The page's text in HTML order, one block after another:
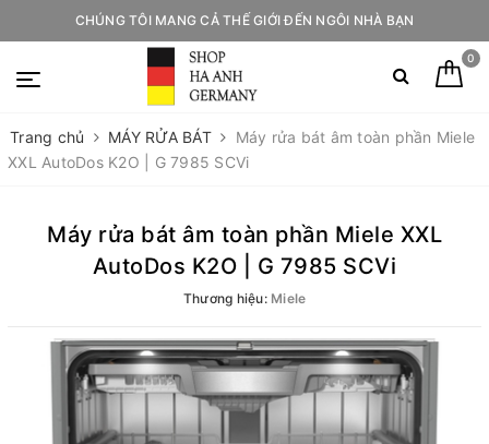
CHÚNG TÔI MANG CẢ THẾ GIỚI ĐẾN NGÔI NHÀ BẠN
0
Trang chủ MÁY RỬA BÁT
Máy rửa bát âm toàn phần Miele
XXL AutoDos K2O | G 7985 SCVi
Máy rửa bát âm toàn phần Miele XXL
AutoDos K2O | G 7985 SCVi
Thương hiệu: Miele